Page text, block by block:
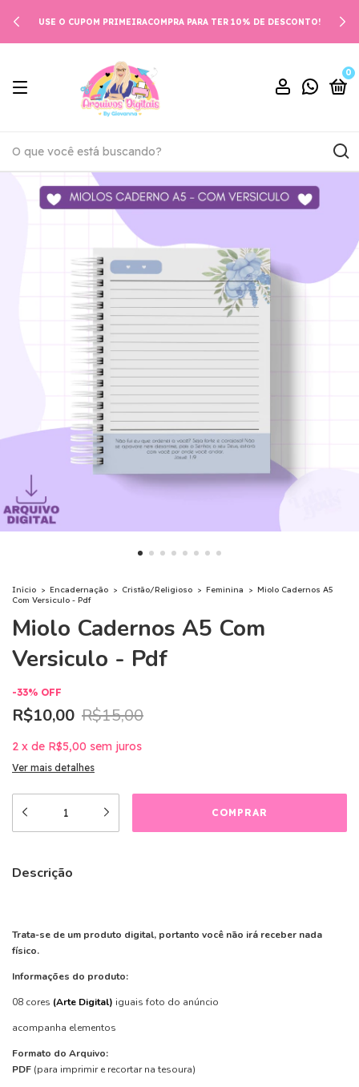
USE O CUPOM PRIMEIRACOMPRA PARA TER 10% DE DESCONTO!
0
Início > Encadernação > Cristão/Religioso > Feminina > Miolo Cadernos A5
Com Versiculo - Pdf
Miolo Cadernos A5 Com
Versiculo - Pdf
-33% OFF
R$10,00 R$15,00
2 x de R$5,00 sem juros
Ver mais detalhes
Descrição
Trata-se de um produto digital, portanto você não irá receber nada
físico.
Informações do produto:
08 cores (Arte Digital) iguais foto do anúncio
acompanha elementos
Formato do Arquivo:
PDF (para imprimir e recortar na tesoura)